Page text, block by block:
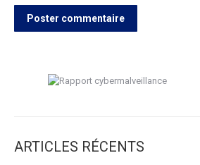
Poster commentaire
ARTICLES RÉCENTS